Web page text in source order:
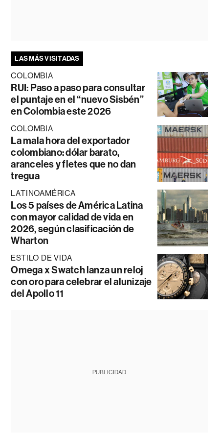
LAS MÁS VISITADAS
COLOMBIA
RUI: Paso a paso para consultar
el puntaje en el “nuevo Sisbén”
en Colombia este 2026
COLOMBIA
La mala hora del exportador
colombiano: dólar barato,
aranceles y fletes que no dan
tregua
LATINOAMÉRICA
Los 5 países de América Latina
con mayor calidad de vida en
2026, según clasificación de
Wharton
ESTILO DE VIDA
Omega x Swatch lanza un reloj
con oro para celebrar el alunizaje
del Apollo 11
PUBLICIDAD